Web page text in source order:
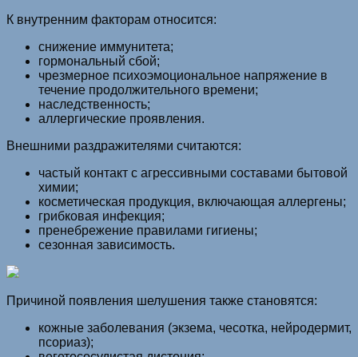
К внутренним факторам относится:
снижение иммунитета;
гормональный сбой;
чрезмерное психоэмоциональное напряжение в
течение продолжительного времени;
наследственность;
аллергические проявления.
Внешними раздражителями считаются:
частый контакт с агрессивными составами бытовой
химии;
косметическая продукция, включающая аллергены;
грибковая инфекция;
пренебрежение правилами гигиены;
сезонная зависимость.
Причиной появления шелушения также становятся:
кожные заболевания (экзема, чесотка, нейродермит,
псориаз);